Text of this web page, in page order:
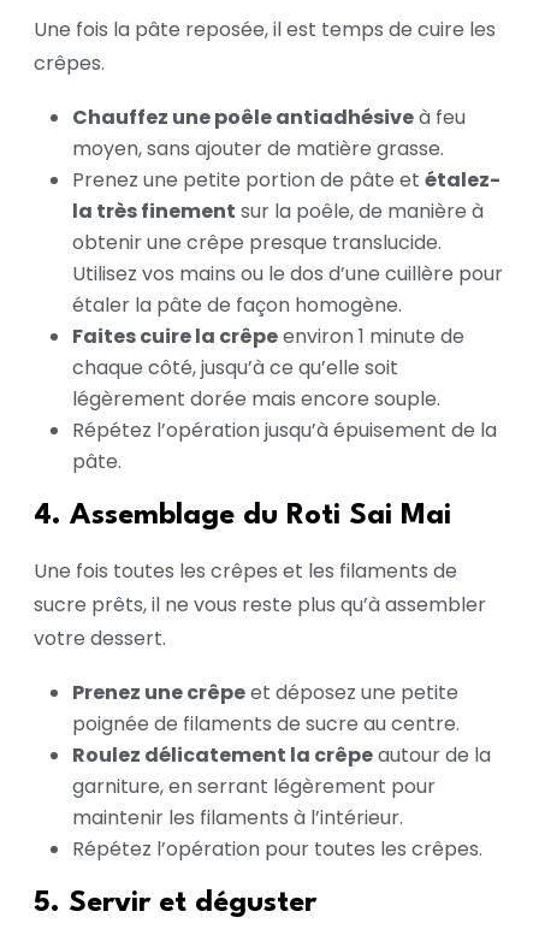
Une fois la pâte reposée, il est temps de cuire les
crêpes.
Chauffez une poêle antiadhésiveà feu
moyen, sans ajouter de matière grasse.
Prenez une petite portion de pâte et étalez-
la très finement sur la poêle, de manière à
obtenir une crêpe presque translucide.
Utilisez vos mains ou le dos d’une cuillère pour
étaler la pâte de façon homogène.
Faites cuire la crêpeenviron 1 minute de
chaque côté, jusqu’à ce qu’elle soit
légèrement dorée mais encore souple.
Répétez l’opération jusqu’à épuisement de la
pâte.
4. Assemblage du Roti Sai Mai
Une fois toutes les crêpes et les filaments de
sucre prêts, il ne vous reste plus qu’à assembler
votre dessert.
Prenez une crêpeet déposez une petite
poignée de filaments de sucre au centre.
Roulez délicatement la crêpeautour de la
garniture, en serrant légèrement pour
maintenir les filaments à l’intérieur.
Répétez l’opération pour toutes les crêpes.
5. Servir et déguster